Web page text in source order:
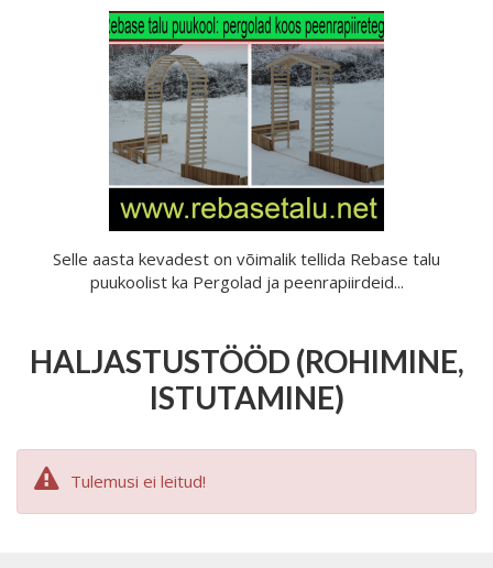
Selle aasta kevadest on võimalik tellida Rebase talu
puukoolist ka Pergolad ja peenrapiirdeid...
HALJASTUSTÖÖD (ROHIMINE,
ISTUTAMINE)
Tulemusi ei leitud!